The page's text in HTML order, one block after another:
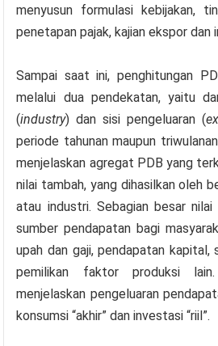
menyusun formulasi kebijakan,
penetapan pajak, kajian ekspor dan
Sampai saat ini, penghitungan
melalui dua pendekatan, yaitu
(industry) dan sisi pengeluaran (
periode tahunan maupun
menjelaskan agregat PDB yang
nilai tambah, yang dihasilkan oleh
atau industri. Sebagian besar
sumber pendapatan bagi
upah dan gaji, pendapatan
pemilikan faktor produksi
menjelaskan pengeluaran
konsumsi “akhir” dan investasi “riil”.